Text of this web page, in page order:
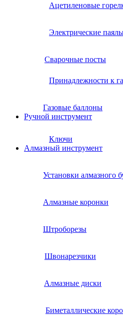
Ацетиленовые
Электрические
Сварочные посты
Принадлежности к
Газовые баллоны
Ручной инструмент
Ключи
Алмазный инструмент
Установки алмазного
Алмазные коронки
Штроборезы
Швонарезчики
Алмазные диски
Биметаллические